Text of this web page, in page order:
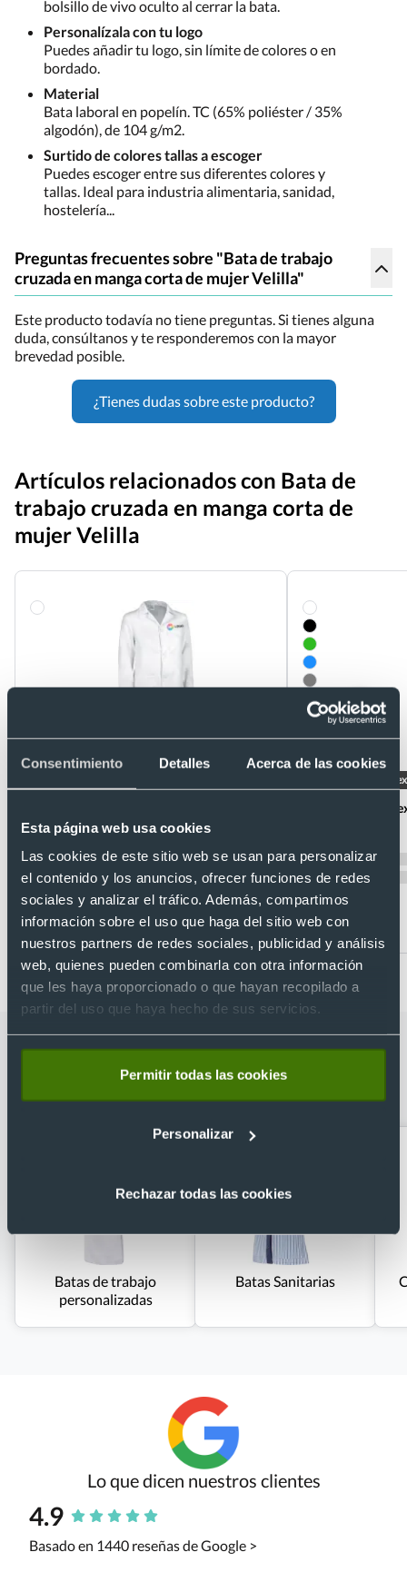
Consentimiento Detalles Acerca de las cookies
Esta página web usa cookies
Las cookies de este sitio web se usan para personalizar
el contenido y los anuncios, ofrecer funciones de redes
sociales y analizar el tráfico. Además, compartimos
información sobre el uso que haga del sitio web con
nuestros partners de redes sociales, publicidad y análisis
web, quienes pueden combinarla con otra información
que les haya proporcionado o que hayan recopilado a
partir del uso que haya hecho de sus servicios.
Permitir todas las cookies
Personalizar
Rechazar todas las cookies
bolsillo de vivo oculto al cerrar la bata.
Personalízala con tu logo
Puedes añadir tu logo, sin límite de colores o en
bordado.
Material
Bata laboral en popelín. TC (65% poliéster / 35%
algodón), de 104 g/m2.
Surtido de colores tallas a escoger
Puedes escoger entre sus diferentes colores y
tallas. Ideal para industria alimentaria, sanidad,
hostelería...
Preguntas frecuentes sobre "Bata de trabajo
cruzada en manga corta de mujer Velilla"
Este producto todavía no tiene preguntas. Si tienes alguna
duda, consúltanos y te responderemos con la mayor
brevedad posible.
¿Tienes dudas sobre este producto?
Artículos relacionados con Bata de
trabajo cruzada en manga corta de
mujer Velilla
Bata laboral de mujer smart Valento
Recíbelo
Desde 7,34 €
Unisex
Bata laboral
Desde 7,34 €
Categorías relacionadas con Bata de
trabajo cruzada en manga corta de
mujer Velilla
Batas de trabajo
personalizadas
Batas Sanitarias
Lo que dicen nuestros clientes
4.9
Basado en 1440 reseñas de Google >